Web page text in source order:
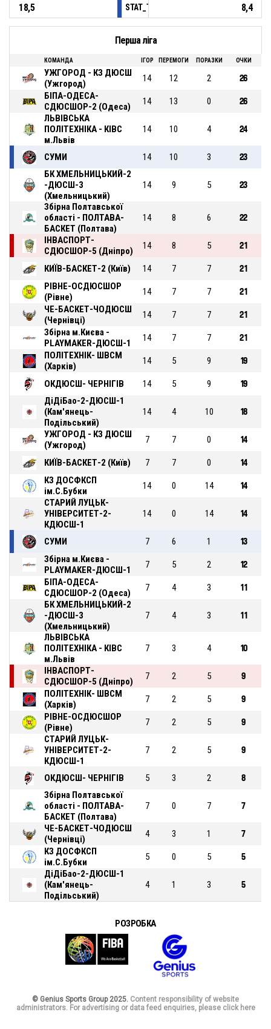
18,5
8,4
Перша ліга
КОМАНДА ІГОР ПЕРЕМОГИ ПОРАЗКИ ОЧКИ
УЖГОРОД - КЗ ДЮСШ
(Ужгород)
14 12 2 26
БІПА-ОДЕСА-
СДЮСШОР-2 (Одеса)
14 13 0 26
ЛЬВІВСЬКА
ПОЛІТЕХНІКА - КІВС
м.Львів
14 10 4 24
СУМИ 14 10 3 23
БК ХМЕЛЬНИЦЬКИЙ-2
-ДЮСШ-3
(Хмельницький)
14 9 5 23
Збірна Полтавської
області - ПОЛТАВА-
БАСКЕТ (Полтава)
14 8 6 22
ІНВАСПОРТ-
СДЮСШОР-5 (Дніпро)
14 8 5 21
КИЇВ-БАСКЕТ-2 (Київ) 14 7 7 21
РІВНЕ-ОСДЮСШОР
(Рівне)
14 7 7 21
ЧЕ-БАСКЕТ-ЧОДЮСШ
(Чернівці)
14 7 7 21
Збірна м.Києва -
PLAYMAKER-ДЮСШ-1
14 7 7 21
ПОЛІТЕХНІК- ШВСМ
(Харків)
14 5 9 19
ОКДЮСШ- ЧЕРНІГІВ 14 5 9 19
ДіДіБао-2-ДЮСШ-1
(Кам'янець-
Подільський)
14 4 10 18
УЖГОРОД - КЗ ДЮСШ
(Ужгород)
7 7 0 14
КИЇВ-БАСКЕТ-2 (Київ) 7 7 0 14
КЗ ДОСФКСП
ім.С.Бубки
14 0 14 14
СТАРИЙ ЛУЦЬК-
УНІВЕРСИТЕТ-2-
КДЮСШ-1
14 0 14 14
СУМИ 7 6 1 13
Збірна м.Києва -
PLAYMAKER-ДЮСШ-1
7 5 2 12
БІПА-ОДЕСА-
СДЮСШОР-2 (Одеса)
7 4 3 11
БК ХМЕЛЬНИЦЬКИЙ-2
-ДЮСШ-3
(Хмельницький)
7 4 3 11
ЛЬВІВСЬКА
ПОЛІТЕХНІКА - КІВС
м.Львів
7 3 4 10
ІНВАСПОРТ-
СДЮСШОР-5 (Дніпро)
7 2 5 9
ПОЛІТЕХНІК- ШВСМ
(Харків)
7 2 5 9
РІВНЕ-ОСДЮСШОР
(Рівне)
7 2 5 9
СТАРИЙ ЛУЦЬК-
УНІВЕРСИТЕТ-2-
КДЮСШ-1
7 2 5 9
ОКДЮСШ- ЧЕРНІГІВ 5 3 2 8
Збірна Полтавської
області - ПОЛТАВА-
БАСКЕТ (Полтава)
7 0 7 7
ЧЕ-БАСКЕТ-ЧОДЮСШ
(Чернівці)
4 3 1 7
КЗ ДОСФКСП
ім.С.Бубки
5 0 5 5
ДіДіБао-2-ДЮСШ-1
(Кам'янець-
Подільський)
4 1 3 5
РОЗРОБКА
© Genius Sports Group 2025. Content responsibility of website
administrators. For advertising or data feed enquiries, please click here